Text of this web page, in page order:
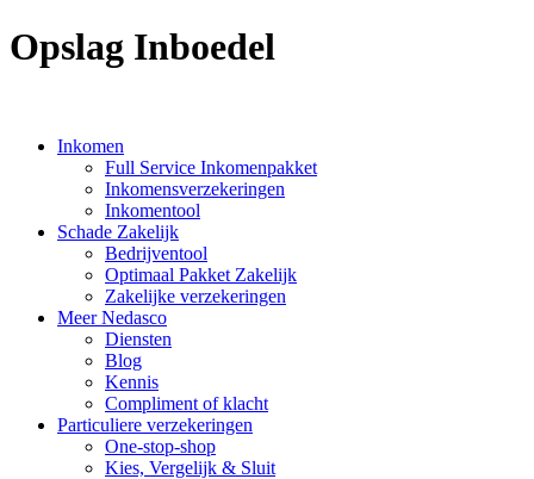
Opslag Inboedel
Inkomen
Full Service Inkomenpakket
Inkomensverzekeringen
Inkomentool
Schade Zakelijk
Bedrijventool
Optimaal Pakket Zakelijk
Zakelijke verzekeringen
Meer Nedasco
Diensten
Blog
Kennis
Compliment of klacht
Particuliere verzekeringen
One-stop-shop
Kies, Vergelijk & Sluit